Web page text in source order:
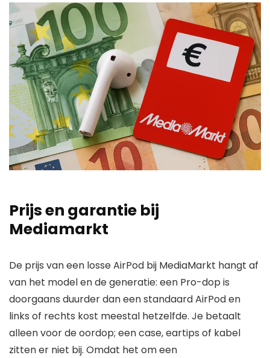
Prijs en garantie bij
Mediamarkt
De prijs van een losse AirPod bij MediaMarkt hangt af
van het model en de generatie: een Pro-dop is
doorgaans duurder dan een standaard AirPod en
links of rechts kost meestal hetzelfde. Je betaalt
alleen voor de oordop; een case, eartips of kabel
zitten er niet bij. Omdat het om een